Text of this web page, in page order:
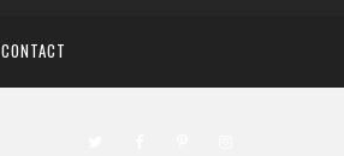
CONTACT